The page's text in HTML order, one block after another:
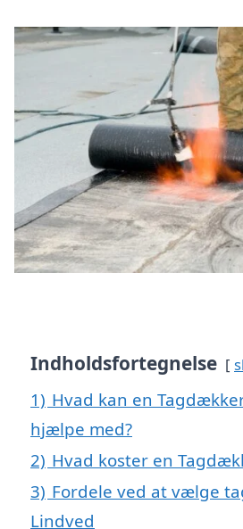
Indholdsfortegnelse
1) Hvad kan en
hjælpe med?
2) Hvad koster en
3) Fordele ved at vælge
Lindved